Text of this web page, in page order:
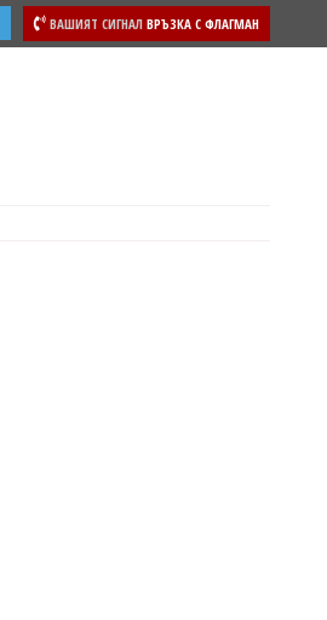
ВАШИЯТ СИГНАЛ ВРЪЗКА С ФЛАГМАН